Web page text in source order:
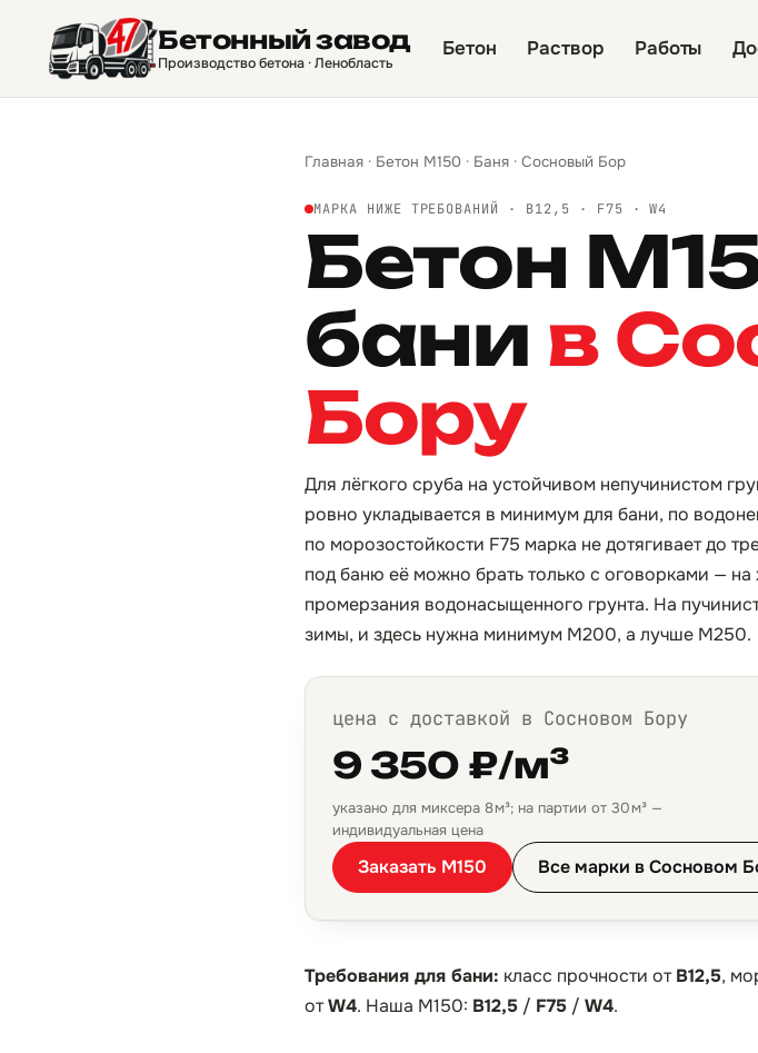
Бетонный завод
Производство бетона · Ленобласть
Бетон Раствор Работы
Главная · Бетон М150 · Баня · Сосновый Бор
МАРКА НИЖЕ ТРЕБОВАНИЙ · B12,5 · F75 · W4
Бетон
бани в
Бору
Для лёгкого сруба на устойчивом непучинистом
ровно укладывается в минимум для бани, по
по морозостойкости F75 марка не дотягивает до
под баню её можно брать только с оговорками —
промерзания водонасыщенного грунта. На
зимы, и здесь нужна минимум М200, а лучше М250.
цена с доставкой в Сосновом Бору
9 350 ₽/м³
указано для миксера 8 м³; на партии от 30 м³ —
индивидуальная цена
Заказать М150 Все марки в Сосновом
Требования для бани: класс прочности отB12,5,
отW4. Наша М150: B12,5 / F75 / W4.